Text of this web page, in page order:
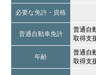
必要な免許・資格
普通自動車免許
普通自
取得支
年齢
普通自
取得支